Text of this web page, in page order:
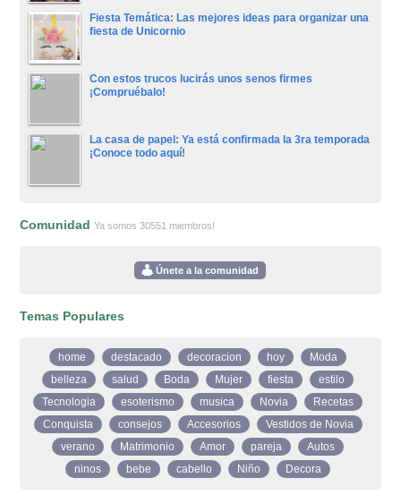
Fiesta Temática: Las mejores ideas para organizar una
fiesta de Unicornio
Con estos trucos lucirás unos senos firmes
¡Compruébalo!
La casa de papel: Ya está confirmada la 3ra temporada
¡Conoce todo aquí!
ComunidadYa somos 30551 miembros!
Únete a la comunidad
Temas Populares
home destacado decoracion hoy
Moda
belleza
salud Boda Mujer fiesta
estilo
Tecnologia
esoterismo musica Novia
Recetas
Conquista
consejos Accesorios
Vestidos de Novia
verano
Matrimonio Amor pareja
Autos
ninos
bebe cabello Niño Decora